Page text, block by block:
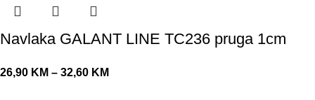
Navlaka GALANT LINE TC236 pruga 1cm
26,90 KM – 32,60 KM